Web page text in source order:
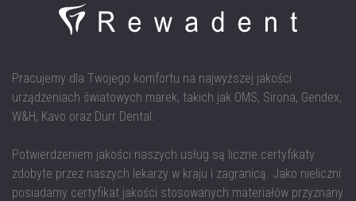
Pracujemy dla Twojego komfortu na najwyższej jakości
urządzeniach światowych marek, takich jak OMS, Sirona, Gendex,
W&H, Kavo oraz Dürr Dental.
Potwierdzeniem jakości naszych usług są liczne certyfikaty
zdobyte przez naszych lekarzy w kraju i zagranicą. Jako nieliczni
posiadamy certyfikat jakości stosowanych materiałów przyznany